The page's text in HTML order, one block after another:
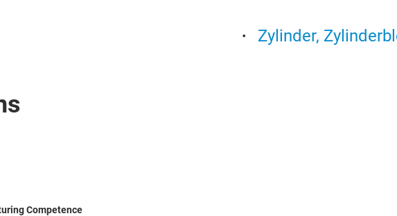
Zylinder,
Competence